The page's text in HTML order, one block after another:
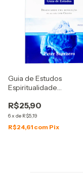
Guia de Estudos
Espiritualidade
Peter Scazzero
R$25,90
6x de R$5,19
R$24,61 com Pix